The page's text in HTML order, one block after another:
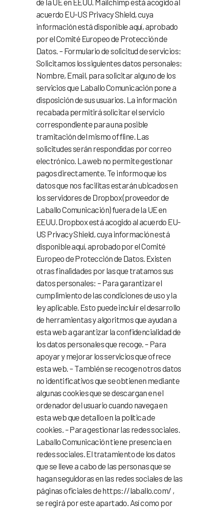
acuerdo EU-US Privacy Shield, cuya
información está disponible aquí, aprobado
por el Comité Europeo de Protección de
Datos. – Formulario de solicitud de servicios:
Solicitamos los siguientes datos personales:
Nombre, Email, para solicitar alguno de los
servicios que Laballo Comunicación pone a
disposición de sus usuarios. La información
recabada permitirá solicitar el servicio
correspondiente para una posible
tramitación del mismo offline. Las
solicitudes serán respondidas por correo
electrónico. La web no permite gestionar
pagos directamente. Te informo que los
datos que nos facilitas estarán ubicados en
los servidores de Dropbox (proveedor de
Laballo Comunicación) fuera de la UE en
EEUU. Dropbox está acogido al acuerdo EU-
US Privacy Shield, cuya información está
disponible aquí, aprobado por el Comité
Europeo de Protección de Datos. Existen
otras finalidades por las que tratamos sus
datos personales: – Para garantizar el
cumplimiento de las condiciones de uso y la
ley aplicable. Esto puede incluir el desarrollo
de herramientas y algoritmos que ayudan a
esta web a garantizar la confidencialidad de
los datos personales que recoge. – Para
apoyar y mejorar los servicios que ofrece
esta web. – También se recogen otros datos
no identificativos que se obtienen mediante
algunas cookies que se descargan en el
ordenador del usuario cuando navega en
esta web que detallo en la política de
cookies. – Para gestionar las redes sociales.
Laballo Comunicación tiene presencia en
redes sociales. El tratamiento de los datos
que se lleve a cabo de las personas que se
hagan seguidoras en las redes sociales de las
páginas oficiales de https://laballo.com/ ,
se regirá por este apartado. Así como por